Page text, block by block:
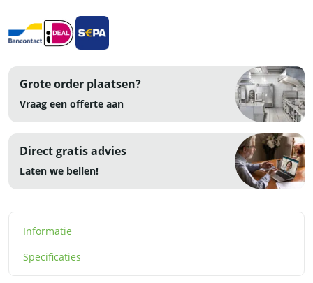
aantal
Grote order plaatsen?
Vraag een offerte aan
Direct gratis advies
Laten we bellen!
Informatie
Specificaties